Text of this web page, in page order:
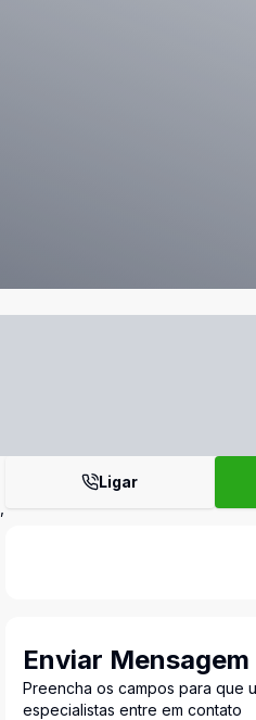
Ligar
Enviar Mensagem
Preencha os campos para que
especialistas entre em contato